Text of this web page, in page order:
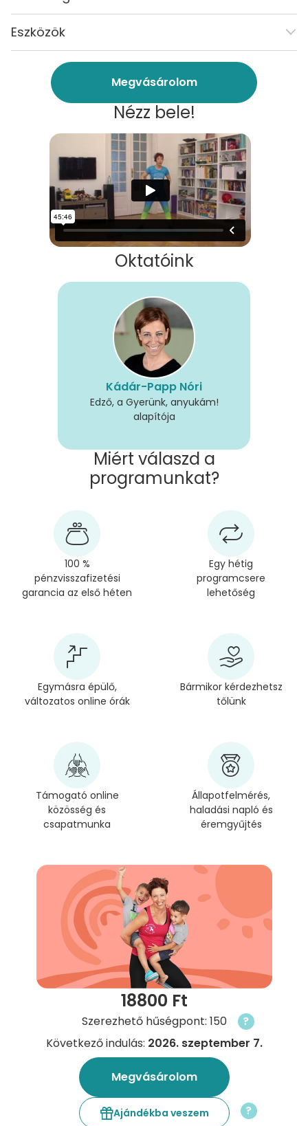
Eszközök
Megvásárolom
Nézz bele!
Oktatóink
Kádár-Papp Nóri
Edző, a Gyerünk, anyukám!
alapítója
Miért válaszd a
programunkat?
100 %
pénzvisszafizetési
garancia az első héten
Egy hétig
programcsere
lehetőség
Egymásra épülő,
változatos online órák
Bármikor kérdezhetsz
tőlünk
Támogató online
közösség és
csapatmunka
Állapotfelmérés,
haladási napló és
éremgyűjtés
18800 Ft
Szerezhető hűségpont: 150
?
Következő indulás: 2026. szeptember 7.
Megvásárolom
Ajándékba veszem ?